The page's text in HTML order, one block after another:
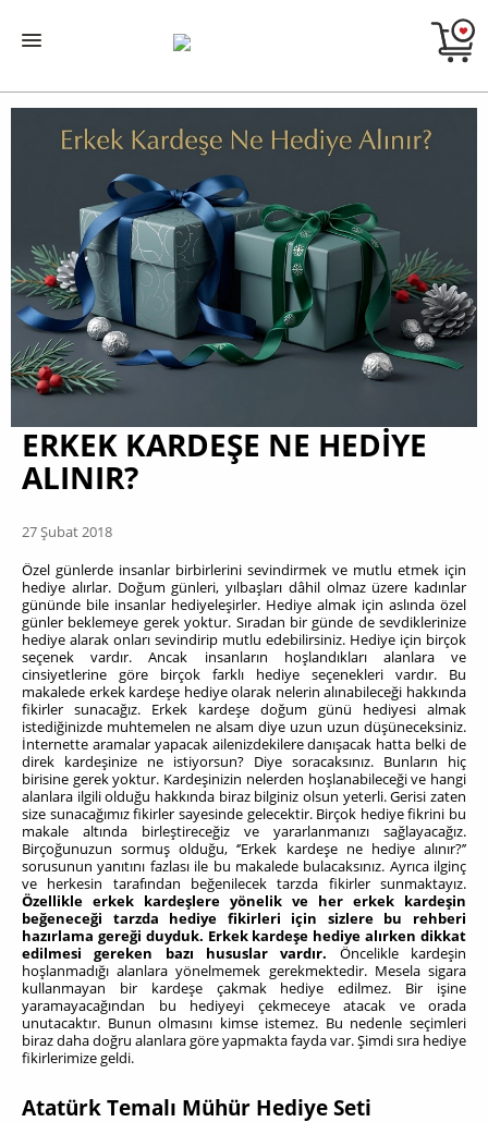
ERKEK KARDEŞE NE HEDIYE
ALINIR?
27 Şubat 2018
Özel günlerde insanlar birbirlerini sevindirmek ve mutlu etmek için
hediye alırlar. Doğum günleri, yılbaşları dâhil olmaz üzere kadınlar
gününde bile insanlar hediyeleşirler. Hediye almak için aslında özel
günler beklemeye gerek yoktur. Sıradan bir günde de sevdiklerinize
hediye alarak onları sevindirip mutlu edebilirsiniz. Hediye için birçok
seçenek vardır. Ancak insanların hoşlandıkları alanlara ve
cinsiyetlerine göre birçok farklı hediye seçenekleri vardır. Bu
makalede erkek kardeşe hediye olarak nelerin alınabileceği hakkında
fikirler sunacağız. Erkek kardeşe doğum günü hediyesi almak
istediğinizde muhtemelen ne alsam diye uzun uzun düşüneceksiniz.
İnternette aramalar yapacak ailenizdekilere danışacak hatta belki de
direk kardeşinize ne istiyorsun? Diye soracaksınız. Bunların hiç
birisine gerek yoktur. Kardeşinizin nelerden hoşlanabileceği ve hangi
alanlara ilgili olduğu hakkında biraz bilginiz olsun yeterli. Gerisi zaten
size sunacağımız fikirler sayesinde gelecektir. Birçok hediye fikrini bu
makale altında birleştireceğiz ve yararlanmanızı sağlayacağız.
Birçoğunuzun sormuş olduğu, ‘’Erkek kardeşe ne hediye alınır?’’
sorusunun yanıtını fazlası ile bu makalede bulacaksınız. Ayrıca ilginç
ve herkesin tarafından beğenilecek tarzda fikirler sunmaktayız.
Özellikle erkek kardeşlere yönelik ve her erkek kardeşin
beğeneceği tarzda hediye fikirleri için sizlere bu rehberi
hazırlama gereği duyduk. Erkek kardeşe hediye alırken dikkat
edilmesi gereken bazı hususlar vardır. Öncelikle kardeşin
hoşlanmadığı alanlara yönelmemek gerekmektedir. Mesela sigara
kullanmayan bir kardeşe çakmak hediye edilmez. Bir işine
yaramayacağından bu hediyeyi çekmeceye atacak ve orada
unutacaktır. Bunun olmasını kimse istemez. Bu nedenle seçimleri
biraz daha doğru alanlara göre yapmakta fayda var. Şimdi sıra hediye
fikirlerimize geldi.
Atatürk Temalı Mühür Hediye Seti